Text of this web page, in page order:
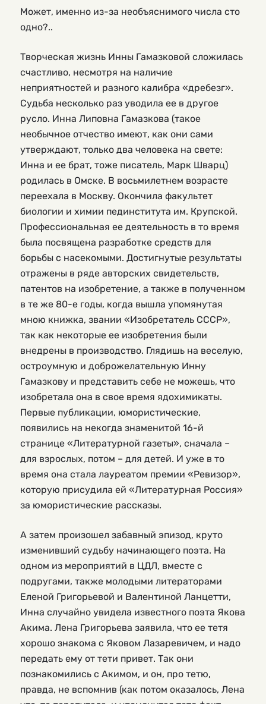
Может, именно из-за необъяснимого числа сто
одно?..
Творческая жизнь Инны Гамазковой сложилась
счастливо, несмотря на наличие
неприятностей и разного калибра «дребезг».
Судьба несколько раз уводила ее в другое
русло. Инна Липовна Гамазкова (такое
необычное отчество имеют, как они сами
утверждают, только два человека на свете:
Инна и ее брат, тоже писатель, Марк Шварц)
родилась в Омске. В восьмилетнем возрасте
переехала в Москву. Окончила факультет
биологии и химии пединститута им. Крупской.
Профессиональная ее деятельность в то время
была посвящена разработке средств для
борьбы с насекомыми. Достигнутые результаты
отражены в ряде авторских свидетельств,
патентов на изобретение, а также в полученном
в те же 80-е годы, когда вышла упомянутая
мною книжка, звании «Изобретатель СССР»,
так как некоторые ее изобретения были
внедрены в производство. Глядишь на веселую,
остроумную и доброжелательную Инну
Гамазкову и представить себе не можешь, что
изобретала она в свое время ядохимикаты.
Первые публикации, юмористические,
появились на некогда знаменитой 16-й
странице «Литературной газеты», сначала –
для взрослых, потом – для детей. И уже в то
время она стала лауреатом премии «Ревизор»,
которую присудила ей «Литературная Россия»
за юмористические рассказы.
А затем произошел забавный эпизод, круто
изменивший судьбу начинающего поэта. На
одном из мероприятий в ЦДЛ, вместе с
подругами, также молодыми литераторами
Еленой Григорьевой и Валентиной Ланцетти,
Инна случайно увидела известного поэта Якова
Акима. Лена Григорьева заявила, что ее тетя
хорошо знакома с Яковом Лазаревичем, и надо
передать ему от тети привет. Так они
познакомились с Акимом, и он, про тетю,
правда, не вспомнив (как потом оказалось, Лена